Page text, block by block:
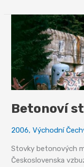
kultury
Betonoví
2006,Východní
Stovky betonových
Československa